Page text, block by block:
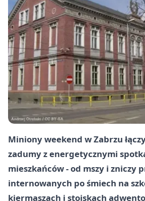
Miniony weekend w Zabrzu
zadumy z energetycznymi
mieszkańców - od mszy i zniczy
internowanych po śmiech na
kiermaszach i stoiskach